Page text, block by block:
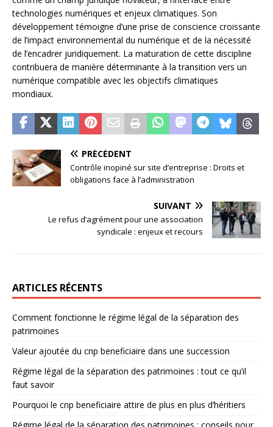
technologies numériques et enjeux climatiques. Son
développement témoigne d’une prise de conscience croissante
de l’impact environnemental du numérique et de la nécessité
de l’encadrer juridiquement. La maturation de cette discipline
contribuera de manière déterminante à la transition vers un
numérique compatible avec les objectifs climatiques
mondiaux.
PRÉCÉDENT
Contrôle inopiné sur site d’entreprise : Droits et
obligations face à l’administration
SUIVANT
Le refus d’agrément pour une association
syndicale : enjeux et recours
ARTICLES RÉCENTS
Comment fonctionne le régime légal de la séparation des
patrimoines
Valeur ajoutée du cnp beneficiaire dans une succession
Régime légal de la séparation des patrimoines : tout ce qu’il
faut savoir
Pourquoi le cnp beneficiaire attire de plus en plus d’héritiers